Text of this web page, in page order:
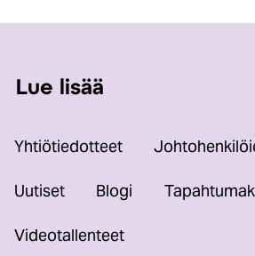
Lue lisää
Yhtiötiedotteet
Uutiset Blogi
Videotallenteet